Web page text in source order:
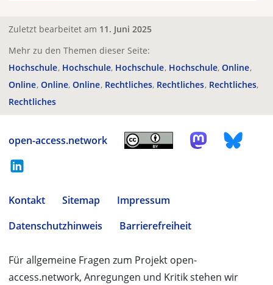
Zuletzt bearbeitet am 11. Juni 2025
Mehr zu den Themen dieser Seite:
Hochschule Hochschule Hochschule Hochschule Online
Online Online Online Rechtliches Rechtliches Rechtliches
Rechtliches
open-access.network
Kontakt Sitemap
Impressum
Datenschutzhinweis
Barrierefreiheit
Für allgemeine Fragen zum Projekt open-
access.network, Anregungen und Kritik stehen wir